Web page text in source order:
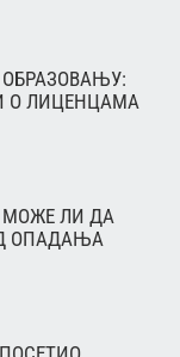
О ЛИЦЕНЦАМА
МОЖЕ ЛИ ДА
ОПАДАЊА